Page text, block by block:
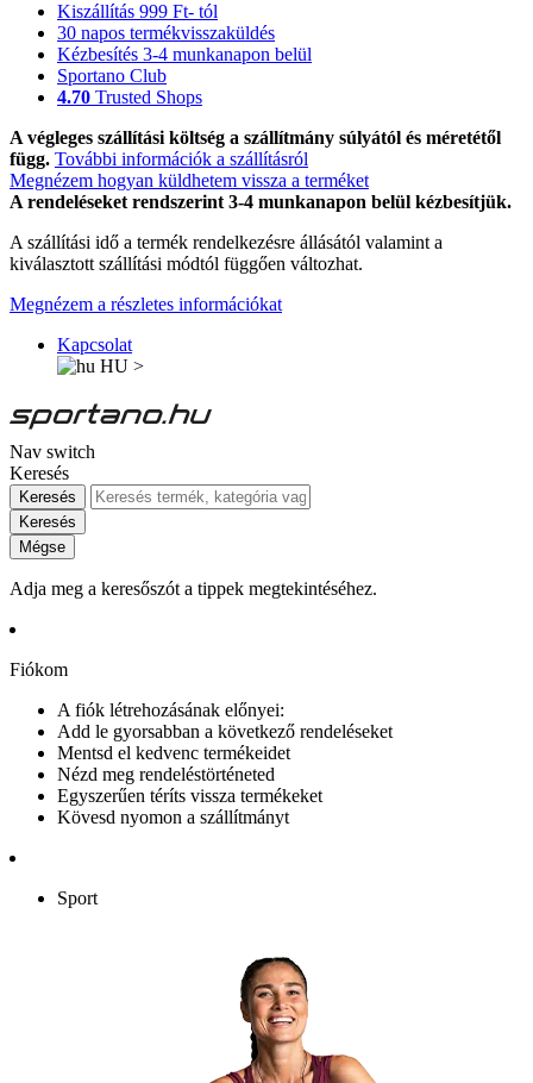
Kiszállítás 999 Ft- tól
30 napos termékvisszaküldés
Kézbesítés 3-4 munkanapon belül
Sportano Club
4.70 Trusted Shops
A végleges szállítási költség a szállítmány súlyától és méretétől
függ. További információk a szállításról
Megnézem hogyan küldhetem vissza a terméket
A rendeléseket rendszerint 3-4 munkanapon belül kézbesítjük.
A szállítási idő a termék rendelkezésre állásától valamint a
kiválasztott szállítási módtól függően változhat.
Megnézem a részletes információkat
Kapcsolat
HU >
Nav switch
Keresés
Keresés
Keresés
Mégse
Adja meg a keresőszót a tippek megtekintéséhez.
Fiókom
A fiók létrehozásának előnyei:
Add le gyorsabban a következő rendeléseket
Mentsd el kedvenc termékeidet
Nézd meg rendeléstörténeted
Egyszerűen téríts vissza termékeket
Kövesd nyomon a szállítmányt
Sport